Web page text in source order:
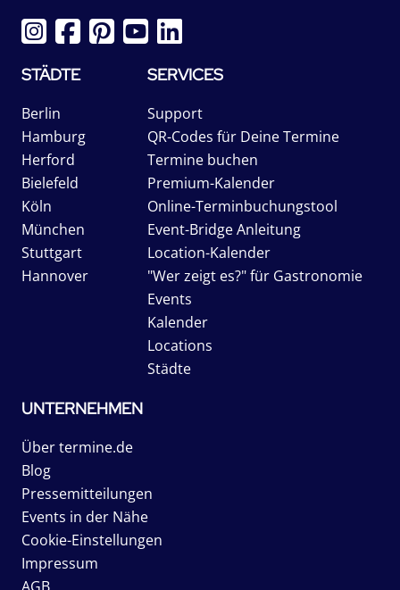
STÄDTE
Berlin
Hamburg
Herford
Bielefeld
Köln
München
Stuttgart
Hannover
SERVICES
Support
QR-Codes für Deine Termine
Termine buchen
Premium-Kalender
Online-Terminbuchungstool
Event-Bridge Anleitung
Location-Kalender
"Wer zeigt es?" für Gastronomie
Events
Kalender
Locations
Städte
UNTERNEHMEN
Über termine.de
Blog
Pressemitteilungen
Events in der Nähe
Cookie-Einstellungen
Impressum
AGB